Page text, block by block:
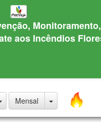
aos Incêndios
selecionada no mapa.
Mensal